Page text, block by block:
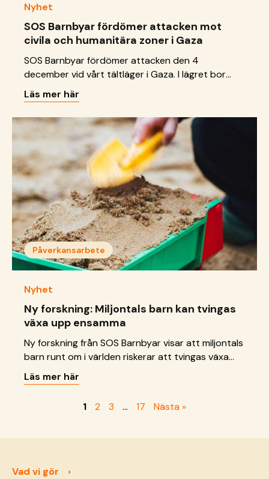
Nyhet
SOS Barnbyar fördömer attacken mot
civila och humanitära zoner i Gaza
SOS Barnbyar fördömer attacken den 4
december vid vårt tältläger i Gaza. I lägret bor
barn som inte kan bo med eller har kommit bort
från sina föräldrar under kriget. 20 personer dog,
inklusive barn, enligt sjukvårdspersonal på plats.
Ingen av de 46 barnen eller SOS-personalen kom
till skada fysiskt.
Läs mer här
Påverkansarbete
Nyhet
Ny forskning: Miljontals barn kan tvingas
växa upp ensamma
Ny forskning från SOS Barnbyar visar att miljontals
barn runt om i världen riskerar att tvingas växa
upp på egen hand, utan sina föräldrar.
Generationsöverskridande våld, ekonomisk
samman familjer. Studien som nu presenteras är
civilsamhället kan göra för att skydda dem.
Läs mer här
1 2 3 … 17 Nästa »
Vad vi gör